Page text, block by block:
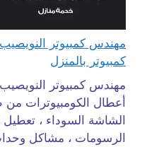
كمبيوتر بالمنزل
مهندس كمبيوتر
أعطال الكومبيوترات من
الشاشة السوداء ،
الرسومات ، مشاكل